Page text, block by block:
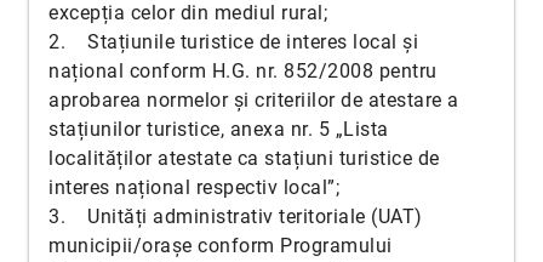
excepția celor din mediul rural;
2. Stațiunile turistice de interes local și
național conform H.G. nr. 852/2008 pentru
aprobarea normelor și criteriilor de atestare a
stațiunilor turistice, anexa nr. 5 „Lista
localităților atestate ca stațiuni turistice de
interes național respectiv local”;
3. Unități administrativ teritoriale (UAT)
municipii/orașe conform Programului